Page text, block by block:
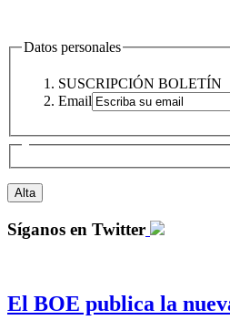
Datos personales
SUSCRIPCIÓN BOLETÍN
Email
Síganos en Twitter
El BOE publica la